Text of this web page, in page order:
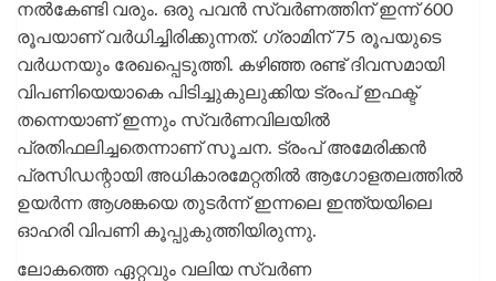
നല്‍കേണ്ടി വരും. ഒരു പവന്‍ സ്വര്‍ണത്തിന് ഇന്ന് 600
രൂപയാണ് വര്‍ധിച്ചിരിക്കുന്നത്. ഗ്രാമിന് 75 രൂപയുടെ
വര്‍ധനയും രേഖപ്പെടുത്തി. കഴിഞ്ഞ രണ്ട് ദിവസമായി
വിപണിയെയാകെ പിടിച്ചുകുലുക്കിയ ട്രംപ് ഇഫക്ട്
തന്നെയാണ് ഇന്നും സ്വര്‍ണവിലയില്‍
പ്രതിഫലിച്ചതെന്നാണ് സൂചന. ട്രംപ് അമേരിക്കന്‍
പ്രസിഡന്റായി അധികാരമേറ്റതില്‍ ആഗോളതലത്തില്‍
ഉയര്‍ന്ന ആശങ്കയെ തുടര്‍ന്ന് ഇന്നലെ ഇന്ത്യയിലെ
ഓഹരി വിപണി കൂപ്പുകുത്തിയിരുന്നു.
ലോകത്തെ ഏറ്റവും വലിയ സ്വര്‍ണ